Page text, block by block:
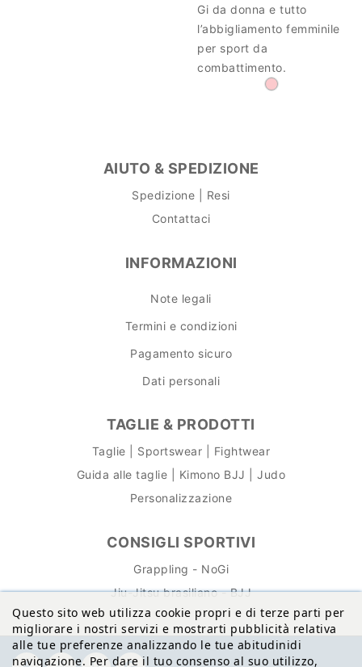
Gi da donna e tutto
l’abbigliamento femminile
per sport da
combattimento.
AIUTO & SPEDIZIONE
Spedizione | Resi
Contattaci
INFORMAZIONI
Note legali
Termini e condizioni
Pagamento sicuro
Dati personali
TAGLIE & PRODOTTI
Taglie | Sportswear | Fightwear
Guida alle taglie | Kimono BJJ | Judo
Personalizzazione
CONSIGLI SPORTIVI
Grappling - NoGi
Jiu-Jitsu brasiliano - BJJ
Questo sito web utilizza cookie propri e di terze parti per
migliorare i nostri servizi e mostrarti pubblicità relativa
alle tue preferenze analizzando le tue abitudinidi
navigazione. Per dare il tuo consenso al suo utilizzo,